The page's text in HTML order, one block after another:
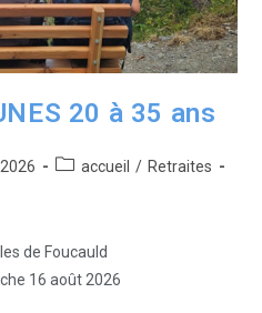
20 à 35 ans
accueil / Retraites
de Foucauld
16 août 2026